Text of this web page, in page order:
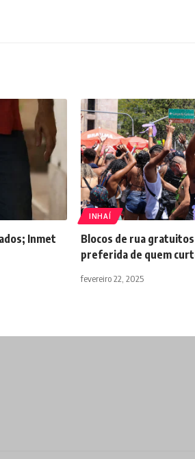
Inmet
INHAÍ
Blocos de rua
preferida de quem
fevereiro 22, 2025